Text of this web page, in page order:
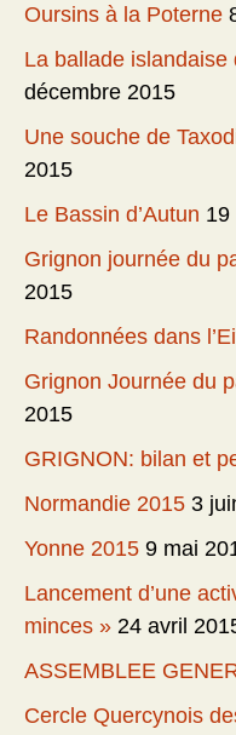
Oursins à la Poterne
La ballade
décembre 2015
Une souche de
2015
Le Bassin d’Autun 19
Grignon journée du
2015
Randonnées dans
Grignon Journée du
2015
GRIGNON: bilan et
Normandie 2015 3
Yonne 2015 9 mai
Lancement d’une
minces » 24 avril
ASSEMBLEE
Cercle Quercynois